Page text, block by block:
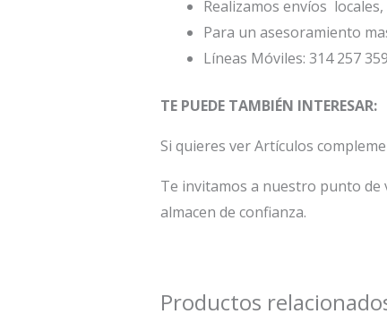
Realizamos envíos
Para un asesoramiento
Líneas Móviles: 314 257
TE PUEDE TAMBIÉN INTERESAR:
Si quieres ver Artículos
Te invitamos a nuestro punto de
almacen de confianza.
Productos